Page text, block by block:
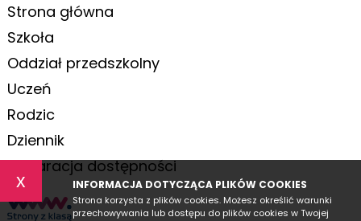
x INFORMACJA DOTYCZĄCA PLIKÓW COOKIES
Strona korzysta z plików cookies. Możesz określić warunki
przechowywania lub dostępu do plików cookies w Twojej
Strona główna
Szkoła
Oddział przedszkolny
Uczeń
Rodzic
Dziennik
Deklaracja dostępności